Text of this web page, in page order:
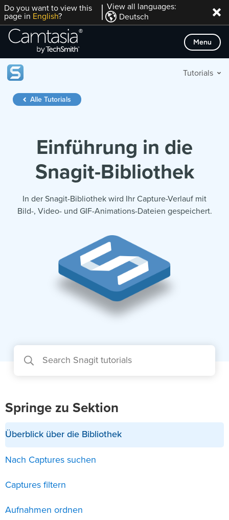
Direkt
zum
Inhalt
Do you want to view this
page in English?
View all languages:
Deutsch
Menu
Tutorials
Alle Tutorials
Einführung in die
Snagit-Bibliothek
In der Snagit-Bibliothek wird Ihr Capture-Verlauf mit
Bild-, Video- und GIF-Animations-Dateien gespeichert.
Springe zu Sektion
Überblick über die Bibliothek
Nach Captures suchen
Captures filtern
Aufnahmen ordnen